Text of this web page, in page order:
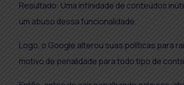
Resultado: Uma infinidade de conteúdos
um abuso dessa funcionalidade.
Logo, o Google alterou suas políticas para
motivo de penalidade para todo tipo de